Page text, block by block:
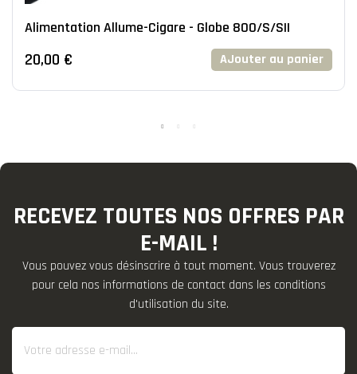
Alimentation Allume-Cigare - Globe 800/S/SII
20,00 € AJouter au panier
RECEVEZ TOUTES NOS OFFRES PAR
E-MAIL !
Vous pouvez vous désinscrire à tout moment. Vous trouverez
pour cela nos informations de contact dans les conditions
d'utilisation du site.